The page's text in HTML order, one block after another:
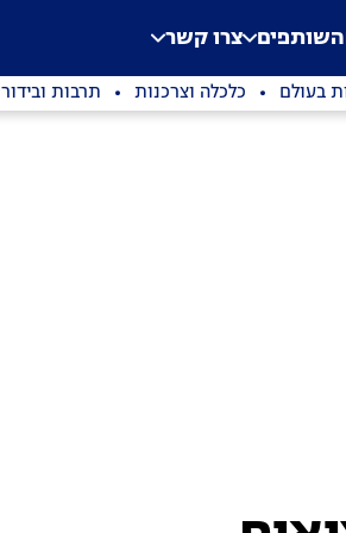
השותפים צרו קשר
בעולם כלכלה וצרכנות תרבות ובידור